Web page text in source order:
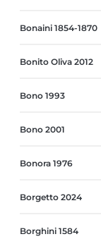
Bonaini 1854-1870
Bonito Oliva 2012
Bono 1993
Bono 2001
Bonora 1976
Borgetto 2024
Borghini 1584